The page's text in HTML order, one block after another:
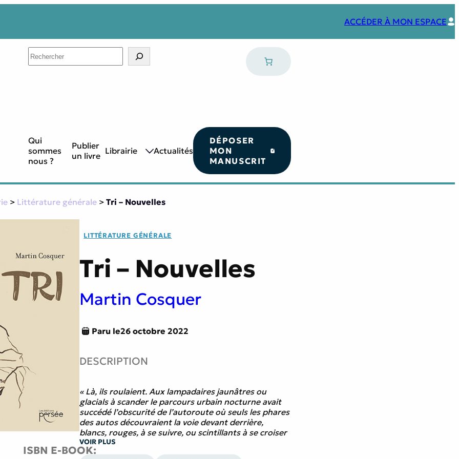
ACCÉDER À MON ESPACE
Search
Qui
sommes
nous ?
Publier
un livre Librairie Actualités
DÉPOSER
MON
MANUSCRIT
> Littérature générale > Tri – Nouvelles
ISBN E-BOOK:
LITTÉRATURE GÉNÉRALE
Tri – Nouvelles
Martin Cosquer
Paru le26 octobre 2022
DESCRIPTION
« Là, ils roulaient. Aux lampadaires jaunâtres ou
glacials à scander le parcours urbain nocturne avait
succédé l’obscurité de l’autoroute où seuls les phares
des autos découvraient la voie devant derrière,
blancs, rouges, à se suivre, ou scintillants à se croiser
même masqués par la rampe centrale. Il était tard. »
VOIR PLUS